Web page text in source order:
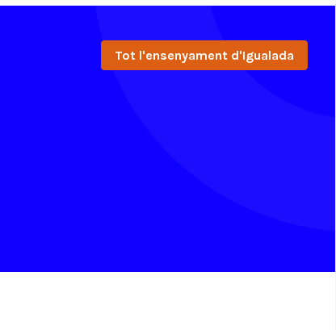
Tot l'ensenyament d'Igualada